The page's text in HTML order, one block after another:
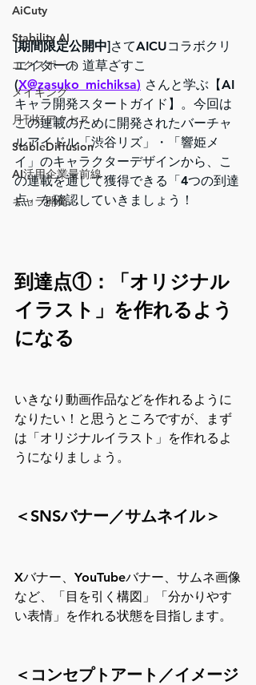
AiCuty
Stability AI
エクスポート
メイキング
月刊好アクセス
StableDiffusion
AI活用企業最前線
キャラ開発
[期間限定公開中]さてAICUコラボクリ
エイターの 道草ざすこ
(X@zasuko_michiksa) さんと学ぶ【AI
キャラ開発スタートガイド】。今回は
この連載のために開発されたバーチャ
ルアイドル「渋谷リズ」・「響姫メ
イ」のキャラクターデザインから、こ
の連載を通して獲得できる「4つの到達
点」を確認していきましょう！
到達点①：「オリジナル
イラスト」を作れるよう
になる
いきなり動画作品などを作れるように
なりたい！と思うところですが、まず
は「オリジナルイラスト」を作れるよ
うになりましょう。
＜SNSバナー／サムネイル＞
Xバナー、YouTubeバナー、サムネ画像
など、「目を引く構図」「分かりやす
い表情」を作れる状態を目指します。
＜コンセプトアート／イメージ